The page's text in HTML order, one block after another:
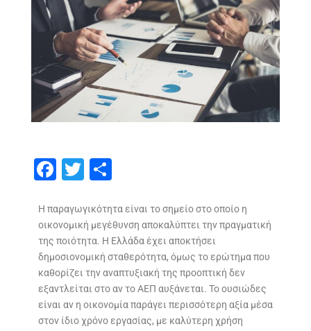
F
e
b
o
o
k
T
itt
er
S
ar
e
Η παραγωγικότητα είναι το σημείο στο οποίο η
οικονομική μεγέθυνση αποκαλύπτει την πραγματική
της ποιότητα. Η Ελλάδα έχει αποκτήσει
δημοσιονομική σταθερότητα, όμως το ερώτημα που
καθορίζει την αναπτυξιακή της προοπτική δεν
εξαντλείται στο αν το ΑΕΠ αυξάνεται. Το ουσιώδες
είναι αν η οικονομία παράγει περισσότερη αξία μέσα
στον ίδιο χρόνο εργασίας, με καλύτερη χρήση